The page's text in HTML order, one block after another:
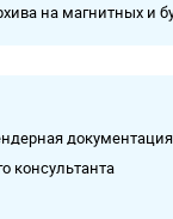
на магнитных и
консультанта